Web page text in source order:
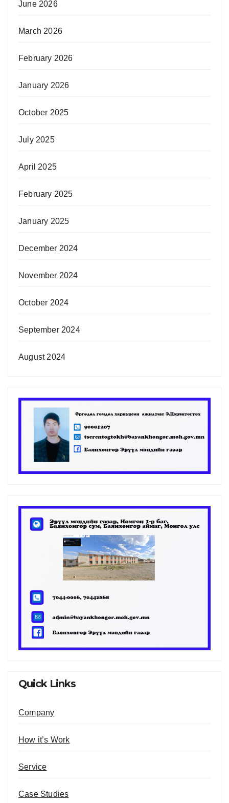
June 2026
March 2026
February 2026
January 2026
October 2025
July 2025
April 2025
February 2025
January 2025
December 2024
November 2024
October 2024
September 2024
August 2024
Quick Links
Company
How it’s Work
Service
Case Studies